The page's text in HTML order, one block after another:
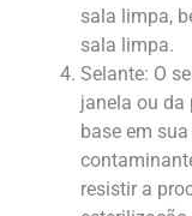
sala limpa,
sala limpa.
Selante: O
janela ou da
base em
resistir a